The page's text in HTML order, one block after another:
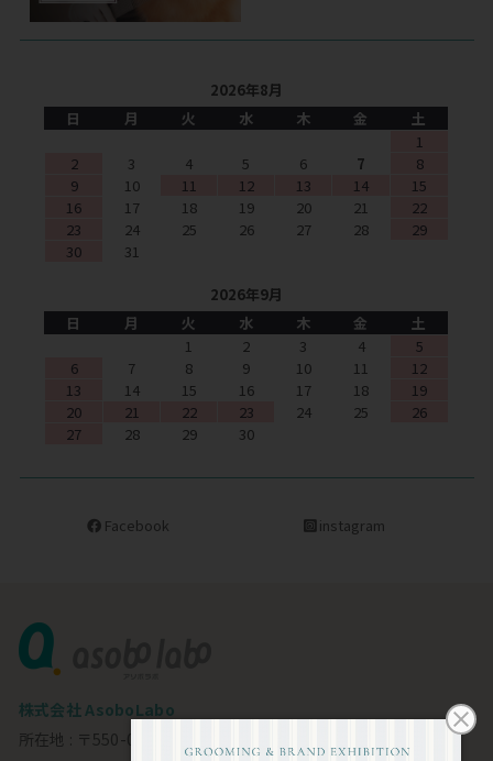
2026年8月
日
月 火 水 木 金
土
1
2
3 4 5 6 7
8
9
10 11 12 13 14
15
16
17 18 19 20 21
22
23
24 25 26 27 28
29
30
31
2026年9月
日
月 火 水 木 金
土
1
2 3 4
5
6
7 8 9 10 11
12
13
14 15 16 17 18
19
20
21 22 23 24 25
26
27
28 29 30
Facebook instagram
株式会社 AsoboLabo
所在地 : 〒550-0002 大阪市西区江戸堀1-23-11 6F